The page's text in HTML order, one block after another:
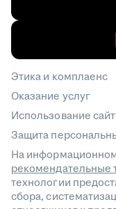
Этика и комплаенс
Оказание услуг
Использование
Защита
На
рекомендательные
технологии
сбора,